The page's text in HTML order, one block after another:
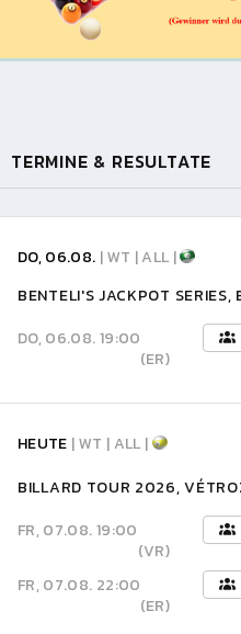
TERMINE & RESULTATE
DO, 06.08. | WT | ALL |
BENTELI'S JACKPOT SERIES,
DO, 06.08. 19:00
(ER)
HEUTE | WT | ALL |
BILLARD TOUR 2026,
FR, 07.08. 19:00
(VR)
FR, 07.08. 22:00
(ER)